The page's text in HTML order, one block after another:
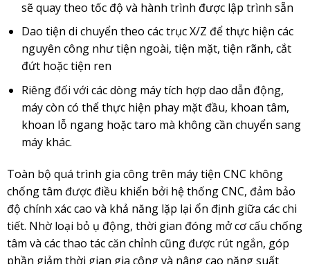
sẽ quay theo tốc độ và hành trình được lập trình sẵn
Dao tiện di chuyển theo các trục X/Z để thực hiện các
nguyên công như tiện ngoài, tiện mặt, tiện rãnh, cắt
đứt hoặc tiện ren
Riêng đối với các dòng máy tích hợp dao dẫn động,
máy còn có thể thực hiện phay mặt đầu, khoan tâm,
khoan lỗ ngang hoặc taro mà không cần chuyển sang
máy khác.
Toàn bộ quá trình gia công trên máy tiện CNC không
chống tâm được điều khiển bởi hệ thống CNC, đảm bảo
độ chính xác cao và khả năng lặp lại ổn định giữa các chi
tiết. Nhờ loại bỏ ụ động, thời gian đóng mở cơ cấu chống
tâm và các thao tác căn chỉnh cũng được rút ngắn, góp
phần giảm thời gian gia công và nâng cao năng suất